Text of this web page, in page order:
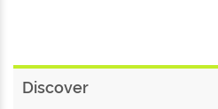
Discover